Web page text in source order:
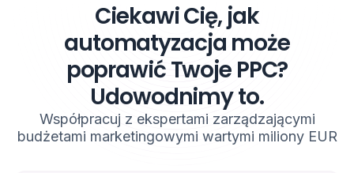
Ciekawi Cię, jak
automatyzacja może
poprawić Twoje PPC?
Udowodnimy to.
Współpracuj z ekspertami zarządzającymi
budżetami marketingowymi wartymi miliony EUR